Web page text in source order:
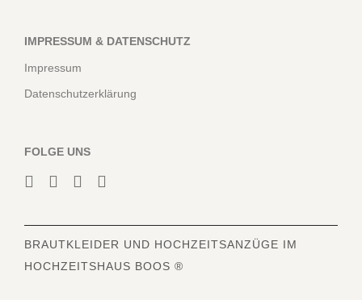
IMPRESSUM & DATENSCHUTZ
Impressum
Datenschutzerklärung
FOLGE UNS
BRAUTKLEIDER UND HOCHZEITSANZÜGE IM
HOCHZEITSHAUS BOOS ®